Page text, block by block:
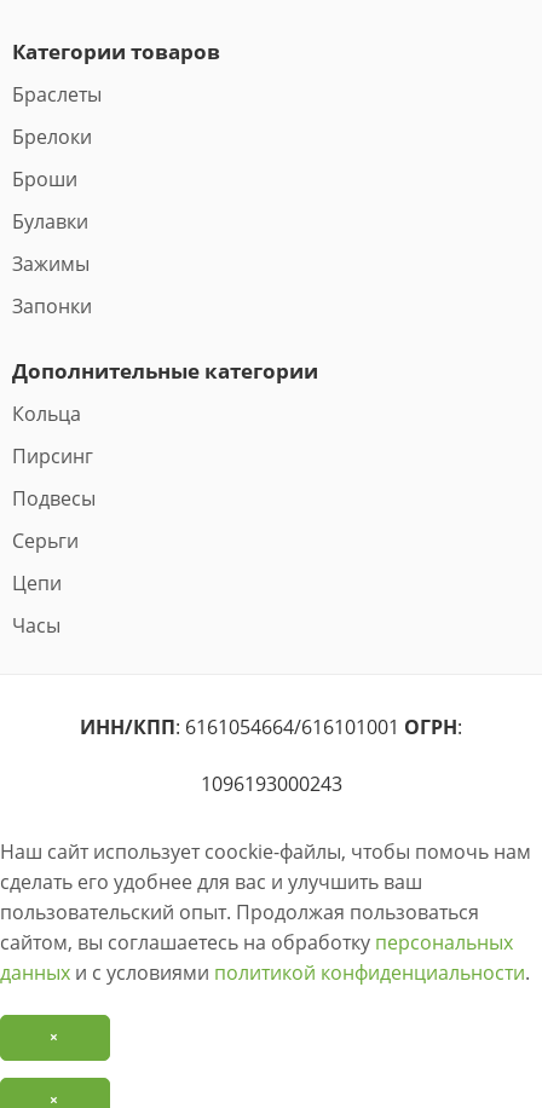
Категории товаров
Браслеты
Брелоки
Броши
Булавки
Зажимы
Запонки
Дополнительные категории
Кольца
Пирсинг
Подвесы
Серьги
Цепи
Часы
ИНН/КПП: 6161054664/616101001 ОГРН:
1096193000243
Наш сайт использует coockie-файлы, чтобы помочь нам
сделать его удобнее для вас и улучшить ваш
пользовательский опыт. Продолжая пользоваться
сайтом, вы соглашаетесь на обработку персональных
данных и с условиями политикой конфиденциальности.
×
×